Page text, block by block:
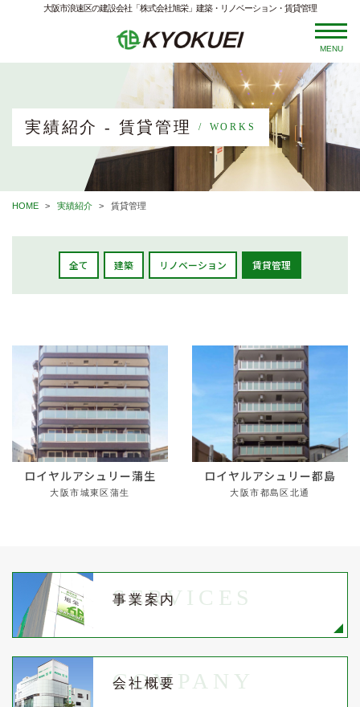
大阪市浪速区の建設会社「株式会社旭栄」建築・リノベーション・賃貸管理
MENU
実績紹介 - 賃貸管理 WORKS
HOME 実績紹介 賃貸管理
全て 建築 リノベーション 賃貸管理
ロイヤルアシュリー蒲生
大阪市城東区蒲生
ロイヤルアシュリー都島
大阪市都島区北通
事業案内
SERVICES
会社概要
COMPANY